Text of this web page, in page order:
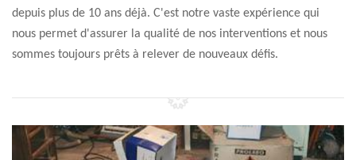
depuis plus de 10 ans déjà. C'est notre vaste expérience qui
nous permet d'assurer la qualité de nos interventions et nous
sommes toujours prêts à relever de nouveaux défis.